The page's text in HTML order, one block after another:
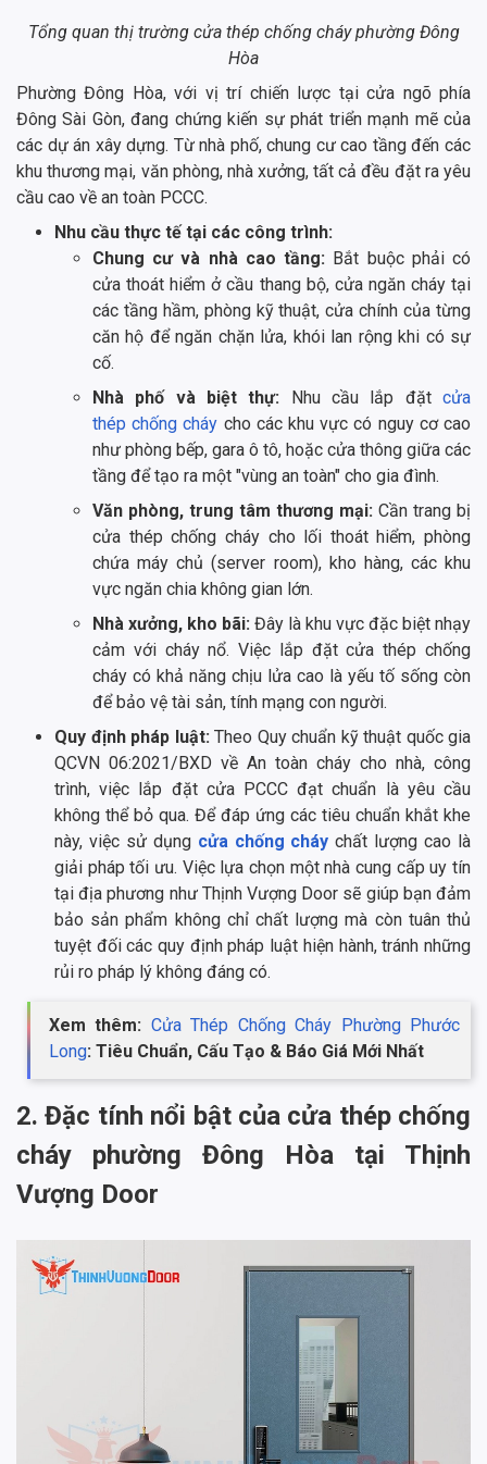
Tổng quan thị trường cửa thép chống cháy phường Đông
Hòa
Phường Đông Hòa, với vị trí chiến lược tại cửa ngõ phía
Đông Sài Gòn, đang chứng kiến sự phát triển mạnh mẽ của
các dự án xây dựng. Từ nhà phố, chung cư cao tầng đến các
khu thương mại, văn phòng, nhà xưởng, tất cả đều đặt ra yêu
cầu cao về an toàn PCCC.
Nhu cầu thực tế tại các công trình:
Chung cư và nhà cao tầng: Bắt buộc phải có
cửa thoát hiểm ở cầu thang bộ, cửa ngăn cháy tại
các tầng hầm, phòng kỹ thuật, cửa chính của từng
căn hộ để ngăn chặn lửa, khói lan rộng khi có sự
cố.
Nhà phố và biệt thự: Nhu cầu lắp đặt cửa
thép chống cháy cho các khu vực có nguy cơ cao
như phòng bếp, gara ô tô, hoặc cửa thông giữa các
tầng để tạo ra một "vùng an toàn" cho gia đình.
Văn phòng, trung tâm thương mại: Cần trang bị
cửa thép chống cháy cho lối thoát hiểm, phòng
chứa máy chủ (server room), kho hàng, các khu
vực ngăn chia không gian lớn.
Nhà xưởng, kho bãi: Đây là khu vực đặc biệt nhạy
cảm với cháy nổ. Việc lắp đặt cửa thép chống
cháy có khả năng chịu lửa cao là yếu tố sống còn
để bảo vệ tài sản, tính mạng con người.
Quy định pháp luật: Theo Quy chuẩn kỹ thuật quốc gia
QCVN 06:2021/BXD về An toàn cháy cho nhà, công
trình, việc lắp đặt cửa PCCC đạt chuẩn là yêu cầu
không thể bỏ qua. Để đáp ứng các tiêu chuẩn khắt khe
này, việc sử dụng cửa chống cháy chất lượng cao là
giải pháp tối ưu. Việc lựa chọn một nhà cung cấp uy tín
tại địa phương như Thịnh Vượng Door sẽ giúp bạn đảm
bảo sản phẩm không chỉ chất lượng mà còn tuân thủ
tuyệt đối các quy định pháp luật hiện hành, tránh những
rủi ro pháp lý không đáng có.
Xem thêm: Cửa Thép Chống Cháy Phường Phước
Long: Tiêu Chuẩn, Cấu Tạo & Báo Giá Mới Nhất
2. Đặc tính nổi bật của cửa thép chống
cháy phường Đông Hòa tại Thịnh
Vượng Door